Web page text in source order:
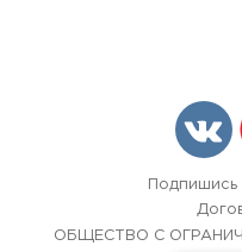
ОБЩЕСТВО С